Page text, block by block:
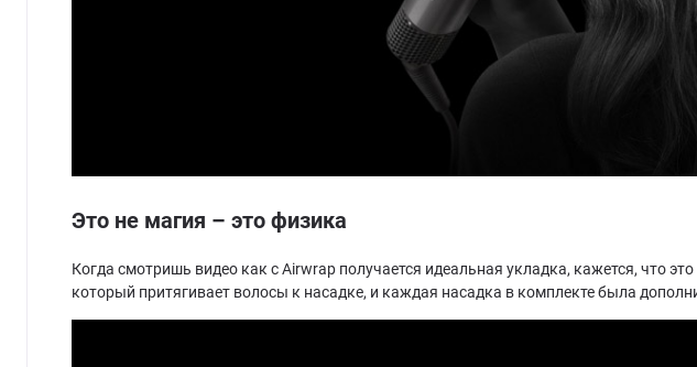
Это не магия – это физика
Когда смотришь видео как с Airwrap получается идеальная укладка, кажется, что
который притягивает волосы к насадке, и каждая насадка в комплекте была